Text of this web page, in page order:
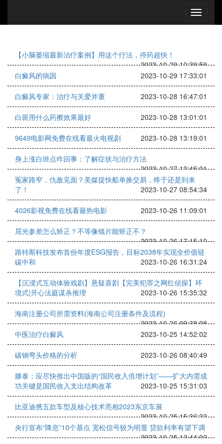
【小脑萎缩最新治疗案例】用这个疗法，停药超快！
2023-10-29 10:39:59
白癜风的病因
2023-10-29 17:33:01
白癜风专家：治疗与关爱并重 2023-10-28 16:47:01
白斑用什么药擦效果最好 2023-10-28 13:01:01
9649电影网免费在线看最火电视剧 2023-10-28 13:19:01
身上涨白班点咋回事：了解症状与治疗方法
2023-10-27 13:45:01
冤家路窄，仇敌见面？美媒提快船单换交易，终于还是到来
了！
2023-10-27 08:54:34
4026影视免费在线看最热电影 2023-10-26 11:09:01
屈光参差怎么矫正？不等像镜片能矫正不？
2023-10-26 17:15:10
路特斯科技发布首份年度ESG报告，目标2038年实现全价值链
碳中和
2023-10-26 16:31:24
【沉浸式互动体验戏剧】悬疑喜剧【完美犯罪之网红侦探】环
境式|开心法庭谋杀推理
2023-10-26 15:35:32
海南注册公司所需资料(海南公司注册条件及流程)
2023-10-26 09:38:08
中医治疗白癜风
2023-10-25 14:52:02
碳钢弯头价格的分析 2023-10-26 08:40:49
滕泰：应尽快推出中国版的“国民收入倍增计划”——扩大内需成
功关键是国民收入支出结构改革
2023-10-25 15:31:03
比亚迪携五款车型及核心技术亮相2023东京车展
2023-10-25 15:36:33
央行宣布“降息”10个基点 宽松信号较为明显 贷款利率有望下调
2023-10-25 12:44:02